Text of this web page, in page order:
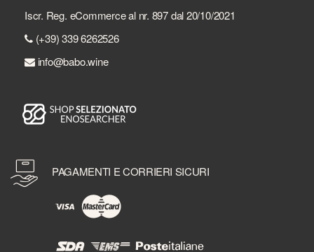
Iscr. Reg. eCommerce al nr. 897 dal 20/10/2021
(+39) 339 6262526
info@babo.wine
PAGAMENTI E CORRIERI SICURI